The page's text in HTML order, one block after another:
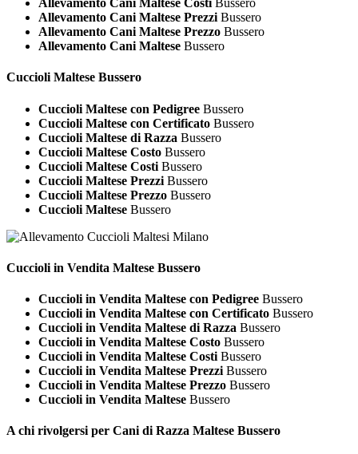
Allevamento Cani Maltese Costi Bussero
Allevamento Cani Maltese Prezzi Bussero
Allevamento Cani Maltese Prezzo Bussero
Allevamento Cani Maltese Bussero
Cuccioli Maltese Bussero
Cuccioli Maltese con Pedigree Bussero
Cuccioli Maltese con Certificato Bussero
Cuccioli Maltese di Razza Bussero
Cuccioli Maltese Costo Bussero
Cuccioli Maltese Costi Bussero
Cuccioli Maltese Prezzi Bussero
Cuccioli Maltese Prezzo Bussero
Cuccioli Maltese Bussero
Cuccioli in Vendita Maltese Bussero
Cuccioli in Vendita Maltese con Pedigree Bussero
Cuccioli in Vendita Maltese con Certificato Bussero
Cuccioli in Vendita Maltese di Razza Bussero
Cuccioli in Vendita Maltese Costo Bussero
Cuccioli in Vendita Maltese Costi Bussero
Cuccioli in Vendita Maltese Prezzi Bussero
Cuccioli in Vendita Maltese Prezzo Bussero
Cuccioli in Vendita Maltese Bussero
A chi rivolgersi per Cani di Razza Maltese Bussero